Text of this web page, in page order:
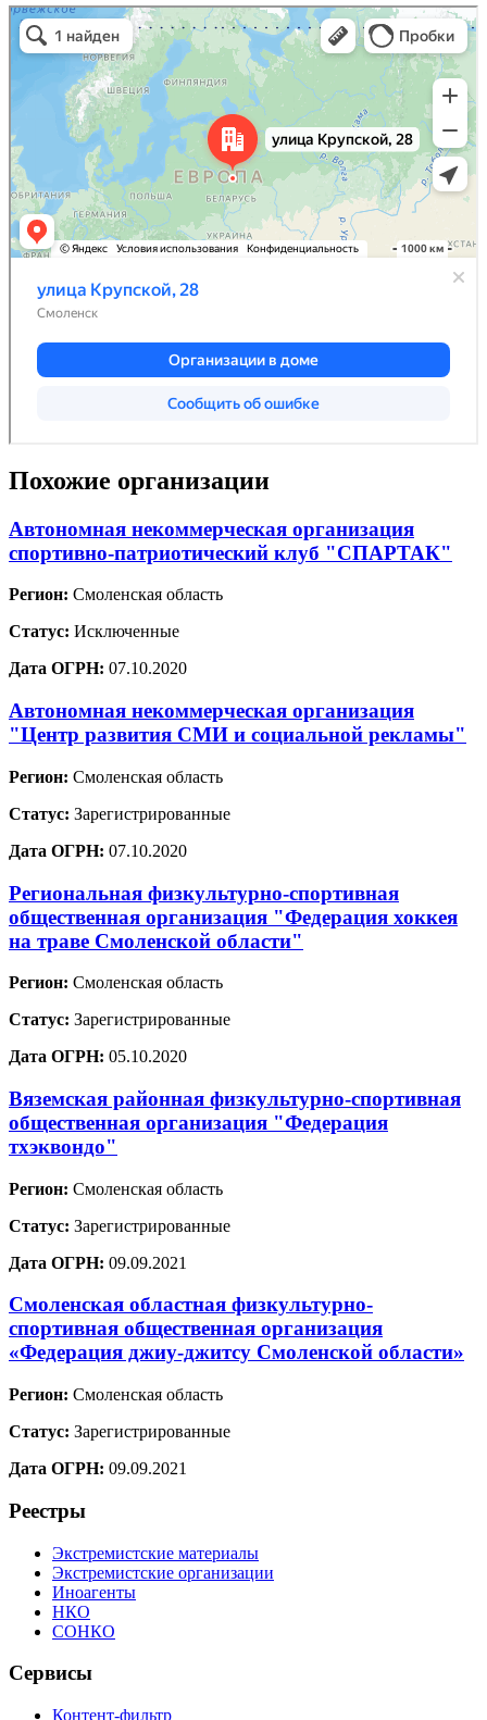
Похожие организации
Автономная некоммерческая организация
спортивно-патриотический клуб "СПАРТАК"
Регион: Смоленская область
Статус: Исключенные
Дата ОГРН: 07.10.2020
Автономная некоммерческая организация
"Центр развития СМИ и социальной рекламы"
Регион: Смоленская область
Статус: Зарегистрированные
Дата ОГРН: 07.10.2020
Региональная физкультурно-спортивная
общественная организация "Федерация хоккея
на траве Смоленской области"
Регион: Смоленская область
Статус: Зарегистрированные
Дата ОГРН: 05.10.2020
Вяземская районная физкультурно-спортивная
общественная организация "Федерация
тхэквондо"
Регион: Смоленская область
Статус: Зарегистрированные
Дата ОГРН: 09.09.2021
Смоленская областная физкультурно-
спортивная общественная организация
«Федерация джиу-джитсу Смоленской области»
Регион: Смоленская область
Статус: Зарегистрированные
Дата ОГРН: 09.09.2021
Реестры
Экстремистские материалы
Экстремистские организации
Иноагенты
НКО
СОНКО
Сервисы
Контент-фильтр